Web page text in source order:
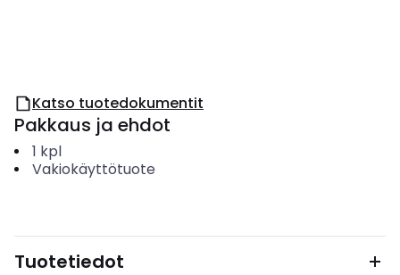
Katso tuotedokumentit
Pakkaus ja ehdot
1 kpl
Vakiokäyttötuote
Tuotetiedot